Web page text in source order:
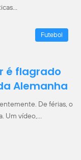
Futebol
é flagrado
Alemanha
De férias, o
Um vídeo,…